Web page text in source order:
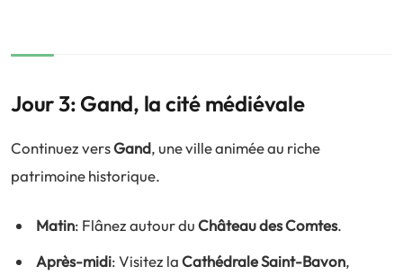
Jour 3: Gand, la cité médiévale
Continuez versGand, une ville animée au riche
patrimoine historique.
Matin: Flânez autour duChâteau des Comtes.
Après-midi: Visitez laCathédrale Saint-Bavon,